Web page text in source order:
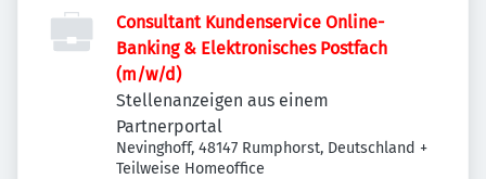
Consultant Kundenservice Online-
Banking & Elektronisches Postfach
(m/w/d)
Stellenanzeigen aus einem
Partnerportal
Nevinghoff, 48147 Rumphorst, Deutschland +
Teilweise Homeoffice